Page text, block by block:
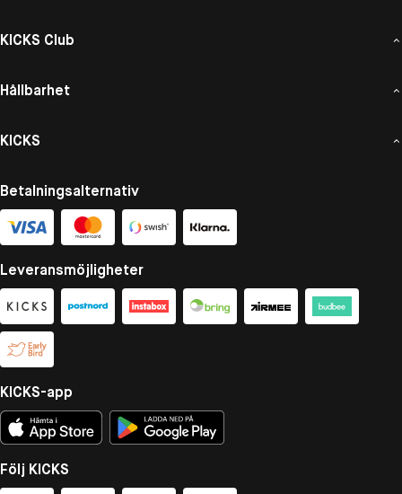
KICKS Club
Hållbarhet
KICKS
Betalningsalternativ
Leveransmöjligheter
KICKS-app
Följ KICKS